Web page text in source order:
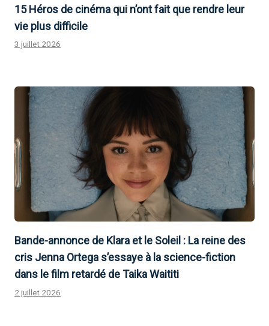
15 Héros de cinéma qui n’ont fait que rendre leur
vie plus difficile
3 juillet 2026
Bande-annonce de Klara et le Soleil : La reine des
cris Jenna Ortega s’essaye à la science-fiction
dans le film retardé de Taika Waititi
2 juillet 2026